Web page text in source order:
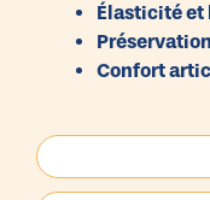
Élasticité et
Confort